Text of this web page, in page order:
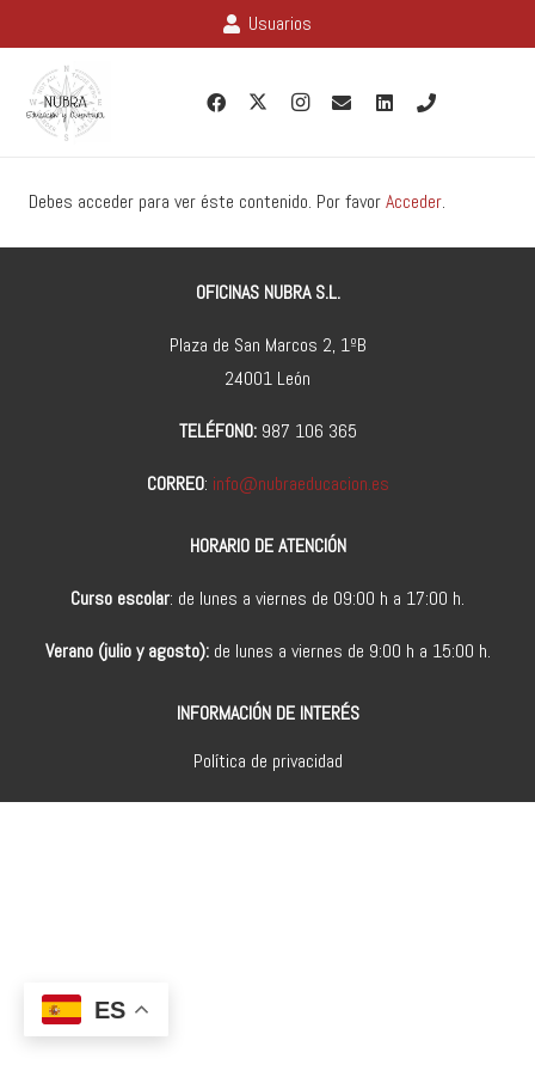
Usuarios
Debes acceder para ver éste contenido. Por favorAcceder.
OFICINAS NUBRA S.L.
Plaza de San Marcos 2, 1ºB
24001 León
TELÉFONO:987 106 365
CORREO: info@nubraeducacion.es
HORARIO DE ATENCIÓN
Curso escolar: de lunes a viernes de 09:00 h a 17:00 h.
Verano (julio y agosto):de lunes a viernes de 9:00 h a 15:00 h.
INFORMACIÓN DE INTERÉS
Política de privacidad
ES